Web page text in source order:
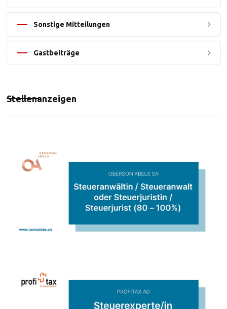
Sonstige Mitteilungen
Gastbeiträge
Stellenanzeigen